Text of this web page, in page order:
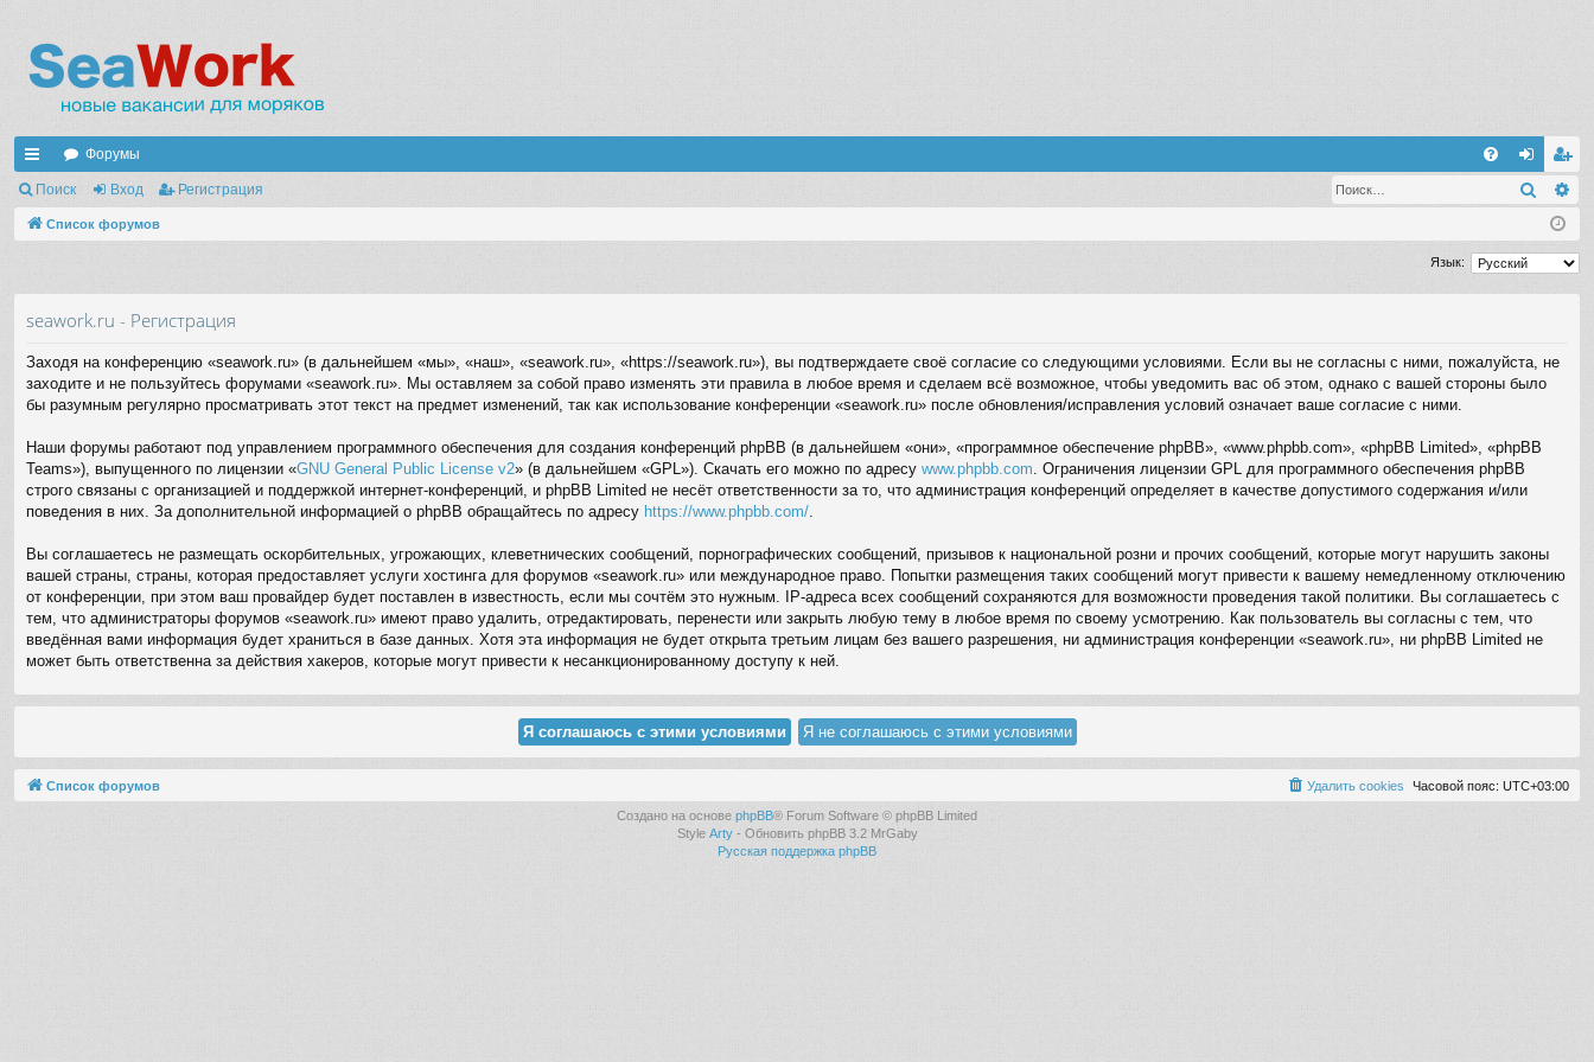
с
ы
и
Форумы
хо ег
ис
тр
ац
Поиск Вход Регистрация Поиск
Список форумов
Язык:
seawork.ru - Регистрация
Заходя на конференцию «seawork.ru» (в дальнейшем «мы», «наш», «seawork.ru», «https://seawork.ru»), вы подтверждаете своё согласие со следующими условиями. Если вы не согласны с ними, пожалуйста, не
заходите и не пользуйтесь форумами «seawork.ru». Мы оставляем за собой право изменять эти правила в любое время и сделаем всё возможное, чтобы уведомить вас об этом, однако с вашей стороны было
бы разумным регулярно просматривать этот текст на предмет изменений, так как использование конференции «seawork.ru» после обновления/исправления условий означает ваше согласие с ними.
Наши форумы работают под управлением программного обеспечения для создания конференций phpBB (в дальнейшем «они», «программное обеспечение phpBB», «www.phpbb.com», «phpBB Limited», «phpBB
Teams»), выпущенного по лицензии «GNU General Public License v2» (в дальнейшем «GPL»). Скачать его можно по адресу www.phpbb.com. Ограничения лицензии GPL для программного обеспечения phpBB
строго связаны с организацией и поддержкой интернет-конференций, и phpBB Limited не несёт ответственности за то, что администрация конференций определяет в качестве допустимого содержания и/или
поведения в них. За дополнительной информацией о phpBB обращайтесь по адресу https://www.phpbb.com/.
Вы соглашаетесь не размещать оскорбительных, угрожающих, клеветнических сообщений, порнографических сообщений, призывов к национальной розни и прочих сообщений, которые могут нарушить законы
вашей страны, страны, которая предоставляет услуги хостинга для форумов «seawork.ru» или международное право. Попытки размещения таких сообщений могут привести к вашему немедленному отключению
от конференции, при этом ваш провайдер будет поставлен в известность, если мы сочтём это нужным. IP-адреса всех сообщений сохраняются для возможности проведения такой политики. Вы соглашаетесь с
тем, что администраторы форумов «seawork.ru» имеют право удалить, отредактировать, перенести или закрыть любую тему в любое время по своему усмотрению. Как пользователь вы согласны с тем, что
введённая вами информация будет храниться в базе данных. Хотя эта информация не будет открыта третьим лицам без вашего разрешения, ни администрация конференции «seawork.ru», ни phpBB Limited не
может быть ответственна за действия хакеров, которые могут привести к несанкционированному доступу к ней.
Список форумов Часовой пояс: UTC+03:00
Удалить cookies
Создано на основе phpBB® Forum Software © phpBB Limited
Style Arty- Обновить phpBB 3.2 MrGaby
Русская поддержка phpBB